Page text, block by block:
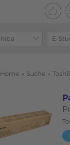
Home » Suche »